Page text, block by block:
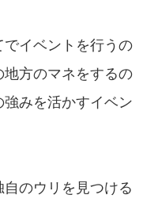
イベントを行うの
方のマネをするの
みを活かすイベン
のウリを見つける